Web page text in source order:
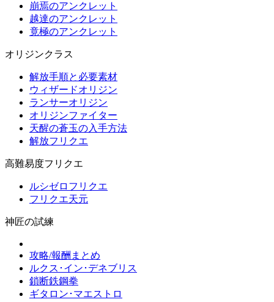
崩焉のアンクレット
越達のアンクレット
竟極のアンクレット
オリジンクラス
解放手順と必要素材
ウィザードオリジン
ランサーオリジン
オリジンファイター
天醒の蒼玉の入手方法
解放フリクエ
高難易度フリクエ
ルシゼロフリクエ
フリクエ天元
神匠の試練
攻略/報酬まとめ
ルクス･イン･デネブリス
鎖断鉄鋼拳
ギタロン･マエストロ